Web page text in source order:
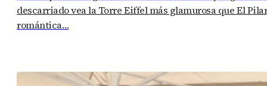
descarriado vea la Torre Eiffel más glamurosa que El
romántica…